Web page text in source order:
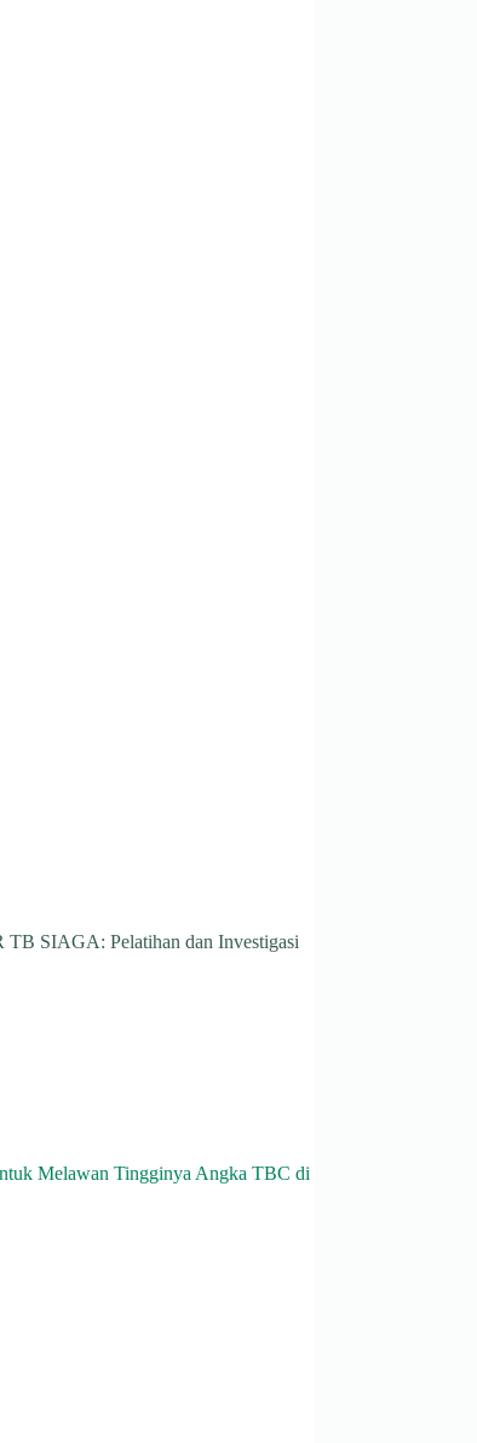
TB SIAGA: Pelatihan dan Investigasi
Melawan Tingginya Angka TBC di